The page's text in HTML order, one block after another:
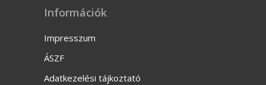
Információk
Impresszum
ÁSZF
Adatkezelési tájkoztató